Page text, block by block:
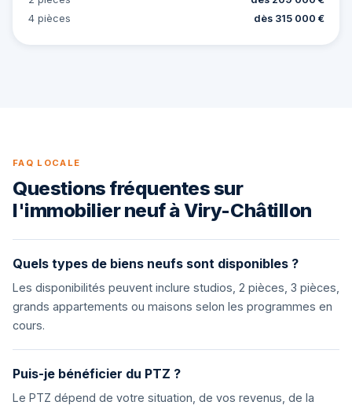
4 pièces
dès 315 000 €
FAQ LOCALE
Questions fréquentes sur
l'immobilier neuf à Viry-Châtillon
Quels types de biens neufs sont disponibles ?
Les disponibilités peuvent inclure studios, 2 pièces, 3 pièces,
grands appartements ou maisons selon les programmes en
cours.
Puis-je bénéficier du PTZ ?
Le PTZ dépend de votre situation, de vos revenus, de la